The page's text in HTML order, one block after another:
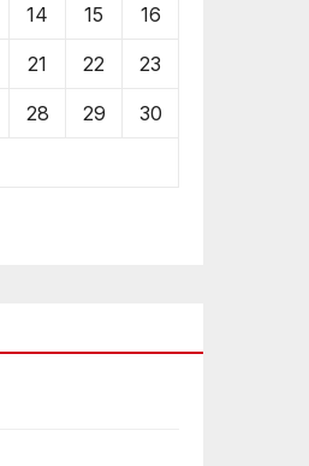
14 15 16
21 22 23
28 29 30